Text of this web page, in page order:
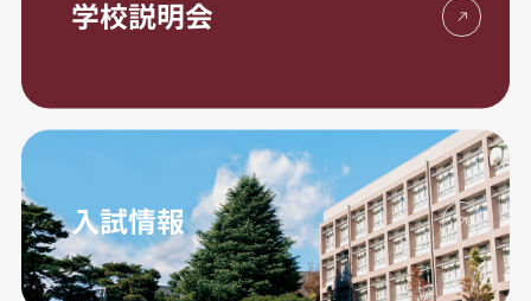
学校説明会
入試情報